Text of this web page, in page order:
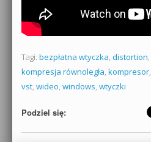
Tagi: bezpłatna wtyczka, distortion,
kompresja równoległa, kompresor,
vst, wideo, windows, wtyczki
Podziel się: